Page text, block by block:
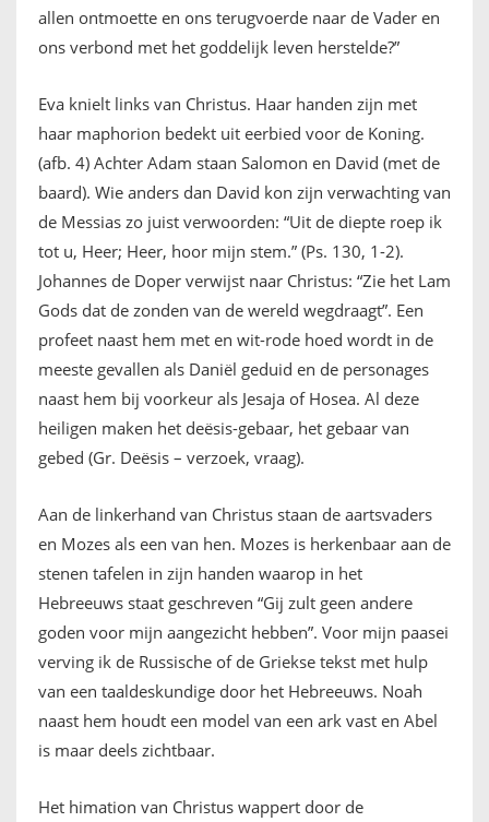
allen ontmoette en ons terugvoerde naar de Vader en
ons verbond met het goddelijk leven herstelde?”
Eva knielt links van Christus. Haar handen zijn met
haar maphorion bedekt uit eerbied voor de Koning.
(afb. 4) Achter Adam staan Salomon en David (met de
baard). Wie anders dan David kon zijn verwachting van
de Messias zo juist verwoorden: “Uit de diepte roep ik
tot u, Heer; Heer, hoor mijn stem.” (Ps. 130, 1-2).
Johannes de Doper verwijst naar Christus: “Zie het Lam
Gods dat de zonden van de wereld wegdraagt”. Een
profeet naast hem met en wit-rode hoed wordt in de
meeste gevallen als Daniël geduid en de personages
naast hem bij voorkeur als Jesaja of Hosea. Al deze
heiligen maken het deësis-gebaar, het gebaar van
gebed (Gr. Deësis – verzoek, vraag).
Aan de linkerhand van Christus staan de aartsvaders
en Mozes als een van hen. Mozes is herkenbaar aan de
stenen tafelen in zijn handen waarop in het
Hebreeuws staat geschreven “Gij zult geen andere
goden voor mijn aangezicht hebben”. Voor mijn paasei
verving ik de Russische of de Griekse tekst met hulp
van een taaldeskundige door het Hebreeuws. Noah
naast hem houdt een model van een ark vast en Abel
is maar deels zichtbaar.
Het himation van Christus wappert door de